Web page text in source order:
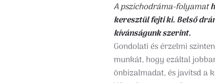
A pszichodráma-folyamat
keresztül fejti ki. Belső
kívánságunk szerint.
Gondolati és érzelmi
munkát, hogy ezáltal
önbizalmadat, és javítsd a